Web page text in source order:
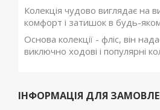
Колекція чудово виглядає на
комфорт і затишок в будь-
Основа колекції - фліс, він
виключно ходові і популярні
ІНФОРМАЦІЯ ДЛЯ